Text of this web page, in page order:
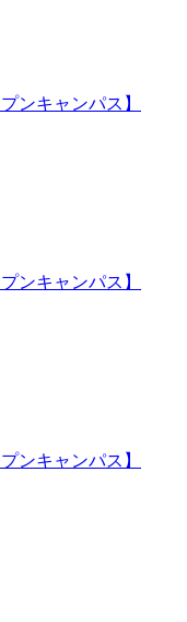
ンキャンパス】
ンキャンパス】
ンキャンパス】